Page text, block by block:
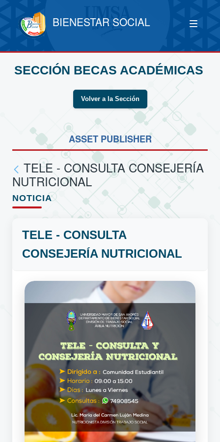
BIENESTAR SOCIAL
SECCIÓN BECAS ACADÉMICAS
Volver a la Sección
ASSET PUBLISHER
TELE - CONSULTA CONSEJERÍA
NUTRICIONAL
NOTICIA
TELE - CONSULTA
CONSEJERÍA NUTRICIONAL